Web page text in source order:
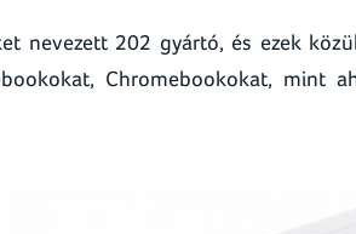
nevezett 202 gyártó, és ezek
Chromebookokat, mint